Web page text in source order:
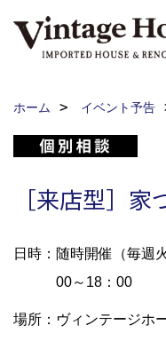
ホーム イベント予告
［来店型］
日時：随時開催（毎週
00～18：00
場所：ヴィンテージホ